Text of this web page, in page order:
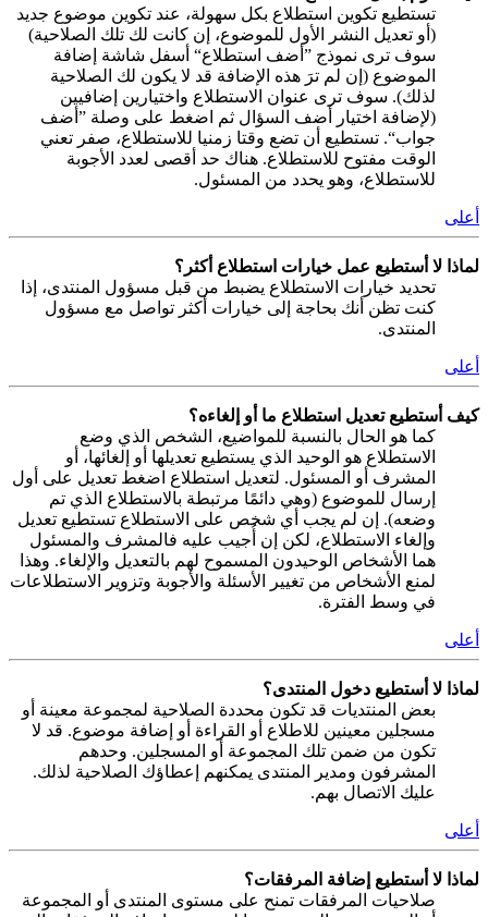
تستطيع تكوين استطلاع بكل سهولة، عند تكوين موضوع جديد
(أو تعديل النشر الأول للموضوع، إن كانت لك تلك الصلاحية)
سوف ترى نموذج ”أضف استطلاع“ أسفل شاشة إضافة
الموضوع (إن لم ترَ هذه الإضافة قد لا يكون لك الصلاحية
لذلك). سوف ترى عنوان الاستطلاع واختيارين إضافيين
(لإضافة اختيار أضف السؤال ثم اضغط على وصلة ”أضف
جواب“. تستطيع أن تضع وقتا زمنيا للاستطلاع، صفر تعني
الوقت مفتوح للاستطلاع. هناك حد أقصى لعدد الأجوبة
للاستطلاع، وهو يحدد من المسئول.
أعلى
لماذا لا أستطيع عمل خيارات استطلاع أكثر؟
تحديد خيارات الاستطلاع يضبط من قبل مسؤول المنتدى، إذا
كنت تظن أنك بحاجة إلى خيارات أكثر تواصل مع مسؤول
المنتدى.
أعلى
كيف أستطيع تعديل استطلاع ما أو إلغاءه؟
كما هو الحال بالنسبة للمواضيع، الشخص الذي وضع
الاستطلاع هو الوحيد الذي يستطيع تعديلها أو إلغائها، أو
المشرف أو المسئول. لتعديل استطلاع اضغط تعديل على أول
إرسال للموضوع (وهي دائمًا مرتبطة بالاستطلاع الذي تم
وضعه). إن لم يجب أي شخص على الاستطلاع تستطيع تعديل
وإلغاء الاستطلاع، لكن إن أُجيب عليه فالمشرف والمسئول
هما الأشخاص الوحيدون المسموح لهم بالتعديل والإلغاء. وهذا
لمنع الأشخاص من تغيير الأسئلة والأجوبة وتزوير الاستطلاعات
في وسط الفترة.
أعلى
لماذا لا أستطيع دخول المنتدى؟
بعض المنتديات قد تكون محددة الصلاحية لمجموعة معينة أو
مسجلين معينين للاطلاع أو القراءة أو إضافة موضوع. قد لا
تكون من ضمن تلك المجموعة أو المسجلين. وحدهم
المشرفون ومدير المنتدى يمكنهم إعطاؤك الصلاحية لذلك.
عليك الاتصال بهم.
أعلى
لماذا لا أستطيع إضافة المرفقات؟
صلاحيات المرفقات تمنح على مستوى المنتدى أو المجموعة